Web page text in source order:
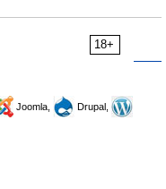
18+
Joomla,
Drupal,